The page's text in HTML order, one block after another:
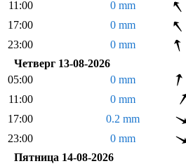
11:00 0 mm
17:00
0 mm
23:00
0 mm
Четверг 13-08-2026
05:00
0 mm
11:00
0 mm
17:00
0.2 mm
23:00
0 mm
Пятница 14-08-2026